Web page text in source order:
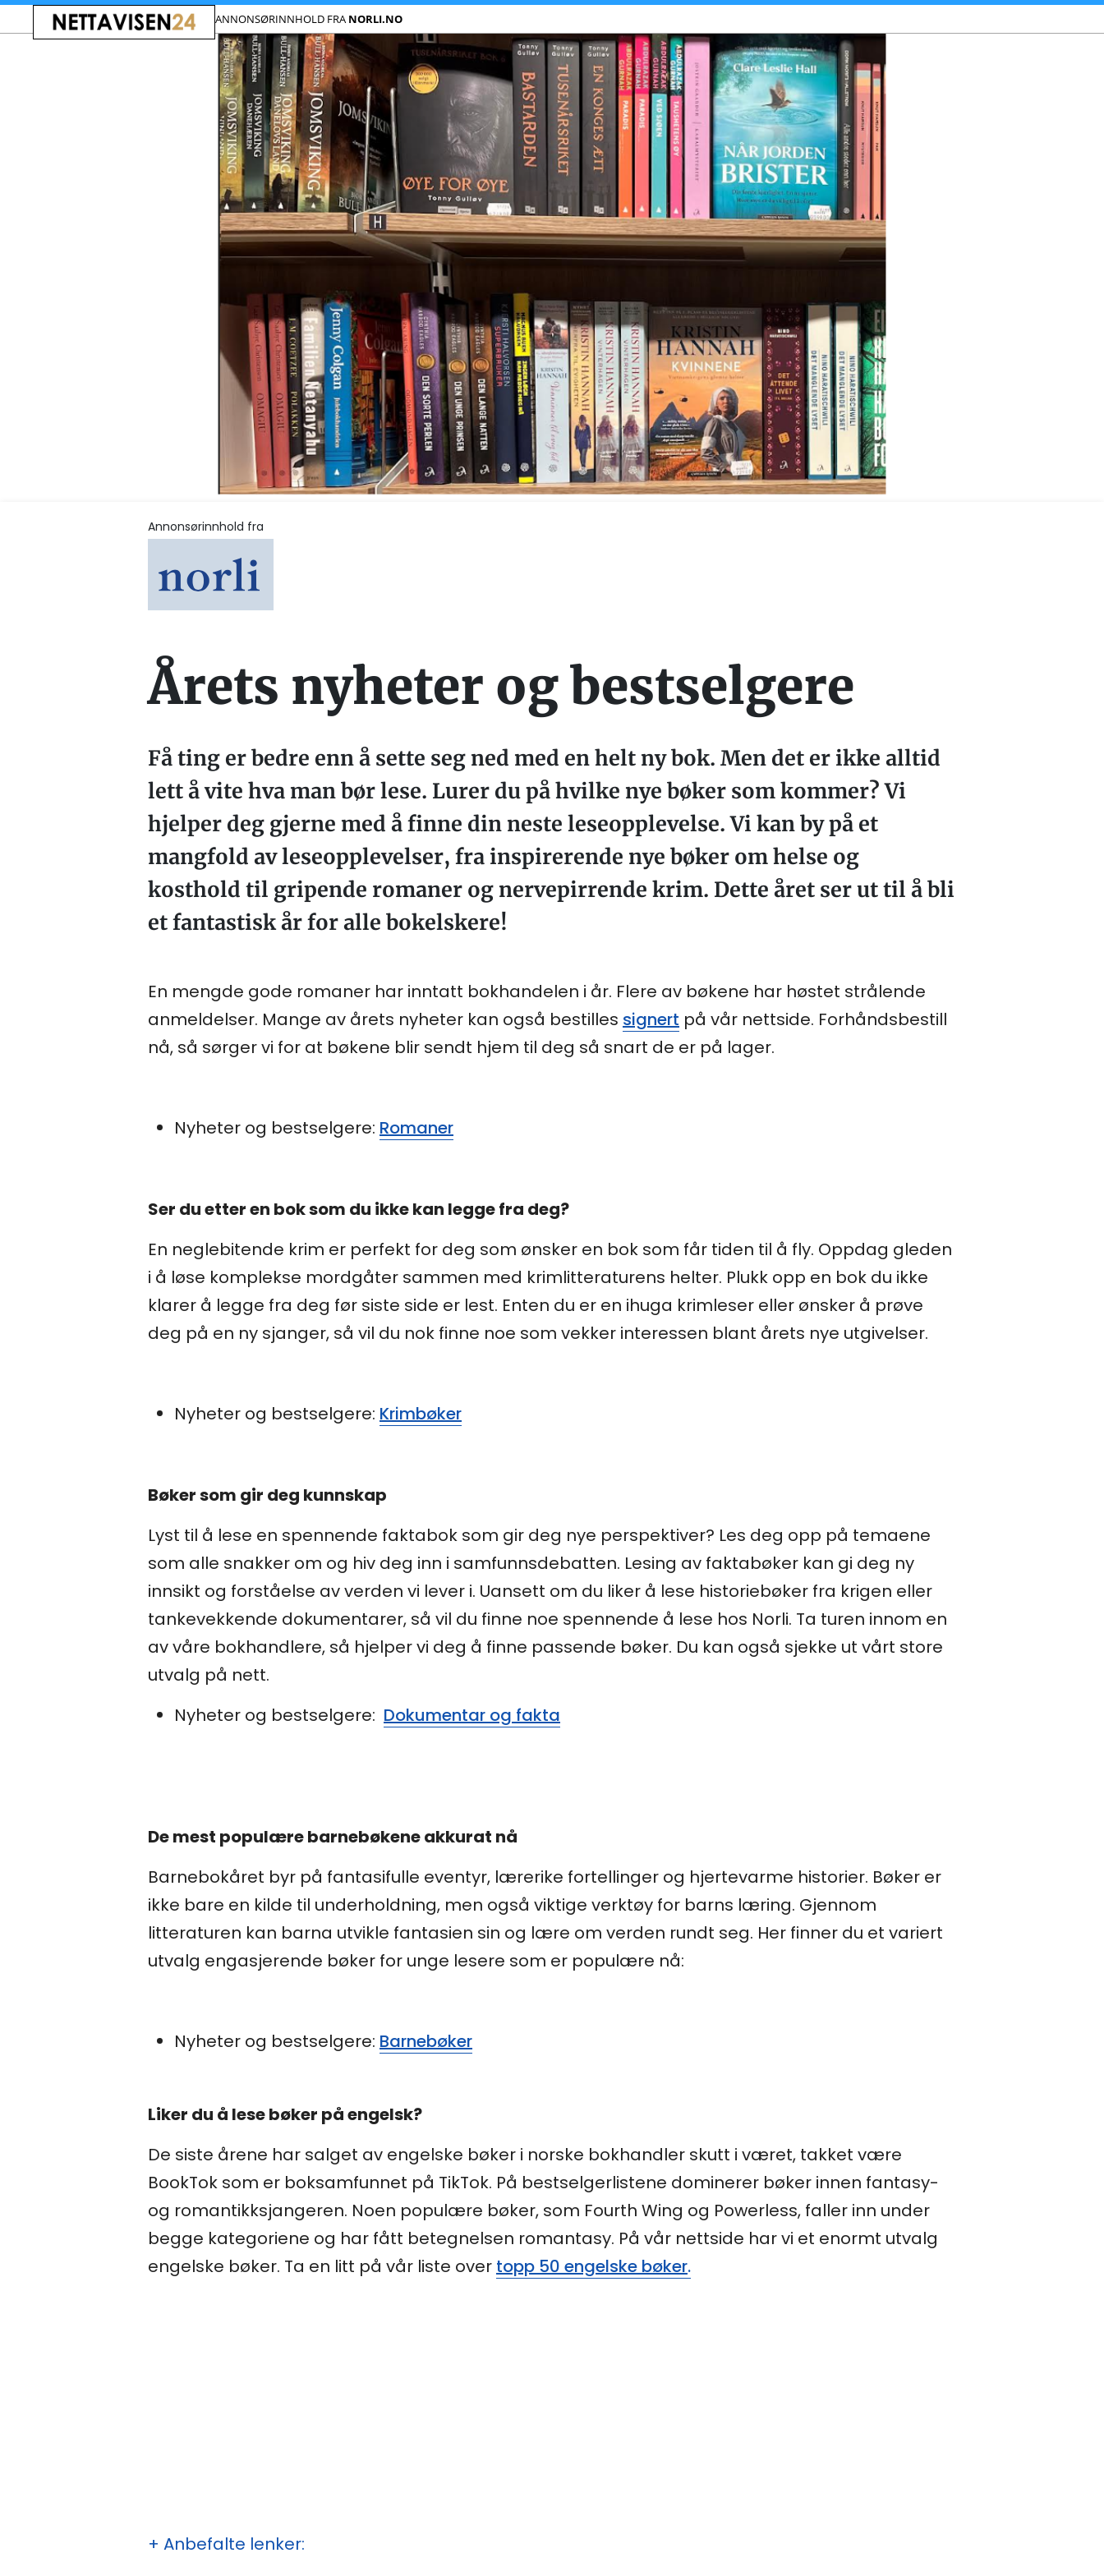
ANNONSØRINNHOLD FRA NORLI.NO
Annonsørinnhold fra
Årets nyheter og bestselgere
Få ting er bedre enn å sette seg ned med en helt ny bok. Men det er ikke alltid
lett å vite hva man bør lese. Lurer du på hvilke nye bøker som kommer? Vi
hjelper deg gjerne med å finne din neste leseopplevelse. Vi kan by på et
mangfold av leseopplevelser, fra inspirerende nye bøker om helse og
kosthold til gripende romaner og nervepirrende krim. Dette året ser ut til å bli
et fantastisk år for alle bokelskere!
En mengde gode romaner har inntatt bokhandelen i år. Flere av bøkene har høstet strålende
anmeldelser. Mange av årets nyheter kan også bestilles signert på vår nettside. Forhåndsbestill
nå, så sørger vi for at bøkene blir sendt hjem til deg så snart de er på lager.
Nyheter og bestselgere: Romaner
Ser du etter en bok som du ikke kan legge fra deg?
En neglebitende krim er perfekt for deg som ønsker en bok som får tiden til å fly. Oppdag gleden
i å løse komplekse mordgåter sammen med krimlitteraturens helter. Plukk opp en bok du ikke
klarer å legge fra deg før siste side er lest. Enten du er en ihuga krimleser eller ønsker å prøve
deg på en ny sjanger, så vil du nok finne noe som vekker interessen blant årets nye utgivelser.
Nyheter og bestselgere: Krimbøker
Bøker som gir deg kunnskap
Lyst til å lese en spennende faktabok som gir deg nye perspektiver? Les deg opp på temaene
som alle snakker om og hiv deg inn i samfunnsdebatten. Lesing av faktabøker kan gi deg ny
innsikt og forståelse av verden vi lever i. Uansett om du liker å lese historiebøker fra krigen eller
tankevekkende dokumentarer, så vil du finne noe spennende å lese hos Norli. Ta turen innom en
av våre bokhandlere, så hjelper vi deg å finne passende bøker. Du kan også sjekke ut vårt store
utvalg på nett.
Nyheter og bestselgere: Dokumentar og fakta
De mest populære barnebøkene akkurat nå
Barnebokåret byr på fantasifulle eventyr, lærerike fortellinger og hjertevarme historier. Bøker er
ikke bare en kilde til underholdning, men også viktige verktøy for barns læring. Gjennom
litteraturen kan barna utvikle fantasien sin og lære om verden rundt seg. Her finner du et variert
utvalg engasjerende bøker for unge lesere som er populære nå:
Nyheter og bestselgere: Barnebøker
Liker du å lese bøker på engelsk?
De siste årene har salget av engelske bøker i norske bokhandler skutt i været, takket være
BookTok som er boksamfunnet på TikTok. På bestselgerlistene dominerer bøker innen fantasy-
og romantikksjangeren. Noen populære bøker, som Fourth Wing og Powerless, faller inn under
begge kategoriene og har fått betegnelsen romantasy. På vår nettside har vi et enormt utvalg
engelske bøker. Ta en litt på vår liste over topp 50 engelske bøker.
+ Anbefalte lenker: